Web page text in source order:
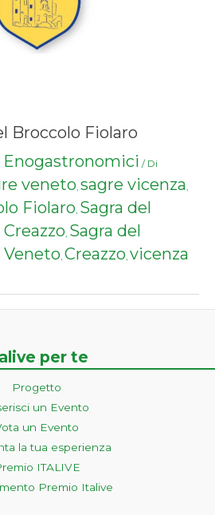
Broccolo Fiolaro
/ Di
veneto, sagre vicenza,
Fiolaro, Sagra del
, Sagra del
Veneto, Creazzo, vicenza
per te
Progetto
un Evento
un Evento
la tua esperienza
ITALIVE
Premio Italive